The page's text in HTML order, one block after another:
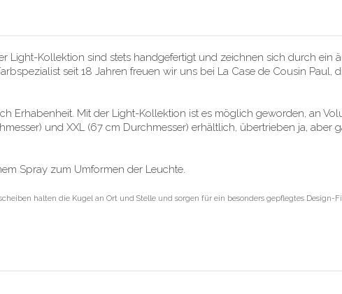
Kollektion sind stets handgefertigt und zeichnen sich durch ein
seit 18 Jahren freuen wir uns bei La Case de Cousin Paul,
Erhabenheit. Mit der Light-Kollektion ist es möglich geworden, an
und XXL (67 cm Durchmesser) erhältlich, übertrieben ja, aber
Spray zum Umformen der Leuchte.
halten die Kugel an Ort und Stelle und sorgen für ein besonders gepflegtes Design-